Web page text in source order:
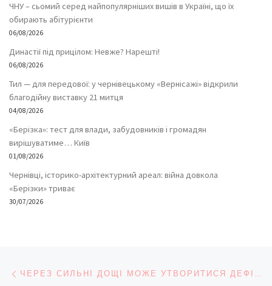
ЧНУ – сьомий серед найпопулярніших вишів в Україні, що їх
обирають абітурієнти
06/08/2026
Династії під прицілом: Невже? Нарешті!
06/08/2026
Тил — для передової: у чернівецькому «Вернісажі» відкрили
благодійну виставку 21 митця
04/08/2026
«Берізка»: тест для влади, забудовників і громадян
вирішуватиме… Київ
01/08/2026
Чернівці, історико-архітектурний ареал: війна довкола
«Берізки» триває
30/07/2026
Навігація записів ЧЕРЕЗ СИЛЬНІ ДОЩІ МОЖЕ УТВОРИТИСЯ ДЕФІЦИТ ЦУКРУ